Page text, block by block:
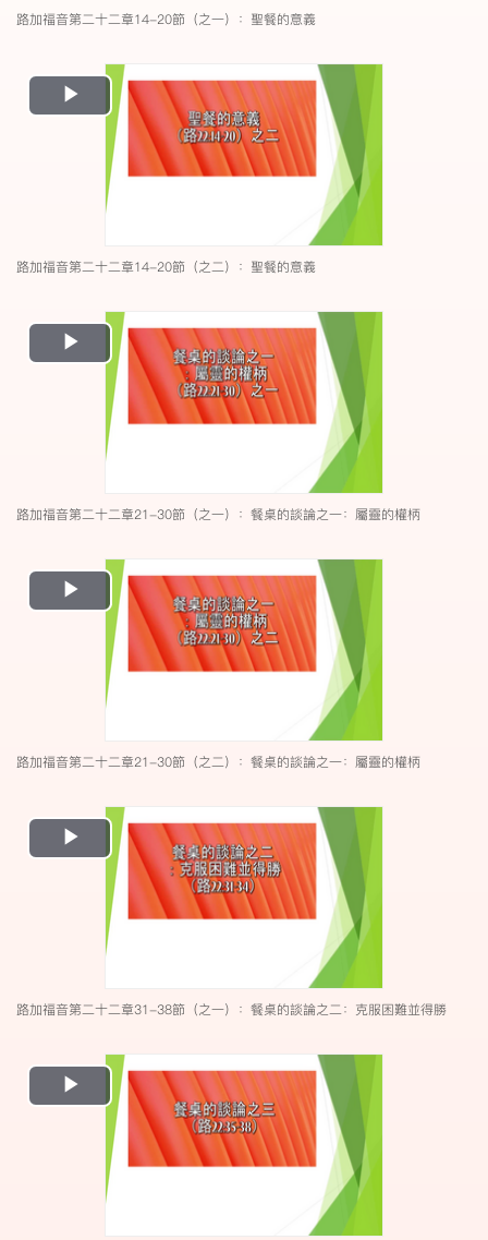
路加福音第二十二章14-20節（之一）：聖餐的意義
Play
Video
路加福音第二十二章14-20節（之二）：聖餐的意義
Play
Video
路加福音第二十二章21-30節（之一）：餐桌的談論之一：屬靈的權柄
Play
Video
路加福音第二十二章21-30節（之二）：餐桌的談論之一：屬靈的權柄
Play
Video
路加福音第二十二章31-38節（之一）：餐桌的談論之二：克服困難並得勝
Play
Video